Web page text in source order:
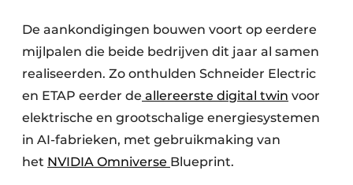
De aankondigingen bouwen voort op eerdere
mijlpalen die beide bedrijven dit jaar al samen
realiseerden. Zo onthulden Schneider Electric
en ETAP eerder de allereerste digital twin voor
elektrische en grootschalige energiesystemen
in AI-fabrieken, met gebruikmaking van
het NVIDIA Omniverse Blueprint.